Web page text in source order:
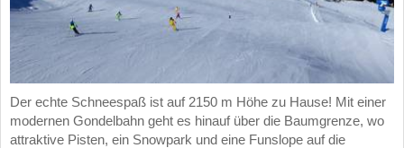
Der echte Schneespaß ist auf 2150 m Höhe zu Hause! Mit einer
modernen Gondelbahn geht es hinauf über die Baumgrenze, wo
attraktive Pisten, ein Snowpark und eine Funslope auf die